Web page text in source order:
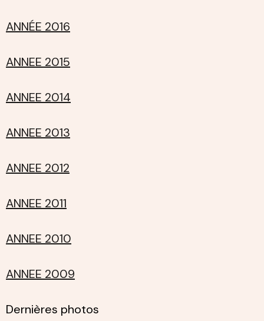
ANNÉE 2016
ANNEE 2015
ANNEE 2014
ANNEE 2013
ANNEE 2012
ANNEE 2011
ANNEE 2010
ANNEE 2009
Dernières photos